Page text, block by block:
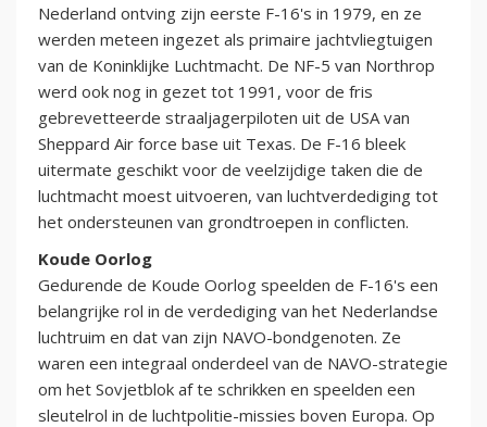
Nederland ontving zijn eerste F-16's in 1979, en ze
werden meteen ingezet als primaire jachtvliegtuigen
van de Koninklijke Luchtmacht. De NF-5 van Northrop
werd ook nog in gezet tot 1991, voor de fris
gebrevetteerde straaljagerpiloten uit de USA van
Sheppard Air force base uit Texas. De F-16 bleek
uitermate geschikt voor de veelzijdige taken die de
luchtmacht moest uitvoeren, van luchtverdediging tot
het ondersteunen van grondtroepen in conflicten.
Koude Oorlog
Gedurende de Koude Oorlog speelden de F-16's een
belangrijke rol in de verdediging van het Nederlandse
luchtruim en dat van zijn NAVO-bondgenoten. Ze
waren een integraal onderdeel van de NAVO-strategie
om het Sovjetblok af te schrikken en speelden een
sleutelrol in de luchtpolitie-missies boven Europa. Op